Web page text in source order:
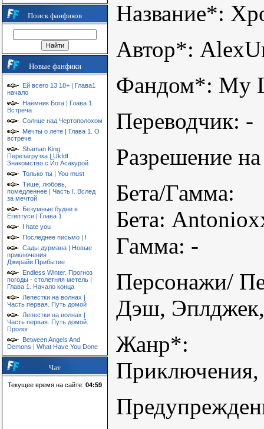
Поиск фанфиков
Новые фанфики
Ей всего 13 18+ | Глава1
начало
Наёмник Бога | Глава 1.
Встреча
Солнце над Чертополохом
Мечты о лете | Глава 1. О
встрече
Shaman King.
Перезагрузка | Ukfdf
Знакомство с Йо Асакурой
Только ты | You must
Тише, любовь,
помедленнее | Часть I. Вслед
за мечтой
Безумные будни в
Египтусе | Глава 1
I hate you
Последнее письмо | I
Сады дурмана | Новые
приключения
Джирайи:Прибытие
Endless Winter. Прогноз
погоды - столетняя метель |
Глава 1. Начало конца
Лепестки на волнах |
Часть первая. Путь домой
Лепестки на волнах |
Часть первая. Путь домой.
Пролог
Between Angels And
Demons | What Have You Done
Чат
Текущее время на сайте: 04:59
Название*:
Автор*:
Фандом*: My
Переводчик: -
Разрешение
Бета/Гамма:
Бета:
Гамма: -
Персонажи/
Дэш,
Жанр*: